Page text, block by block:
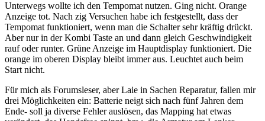
Unterwegs wollte ich den Tempomat nutzen. Ging nicht. Orange
Anzeige tot. Nach zig Versuchen habe ich festgestellt, dass der
Tempomat funktioniert, wenn man die Schalter sehr kräftig drückt.
Aber nur in der Kombi Taste an und dann gleich Geschwindigkeit
rauf oder runter. Grüne Anzeige im Hauptdisplay funktioniert. Die
orange im oberen Display bleibt immer aus. Leuchtet auch beim
Start nicht.
Für mich als Forumsleser, aber Laie in Sachen Reparatur, fallen mir
drei Möglichkeiten ein: Batterie neigt sich nach fünf Jahren dem
Ende- soll ja diverse Fehler auslösen, das Mapping hat etwas